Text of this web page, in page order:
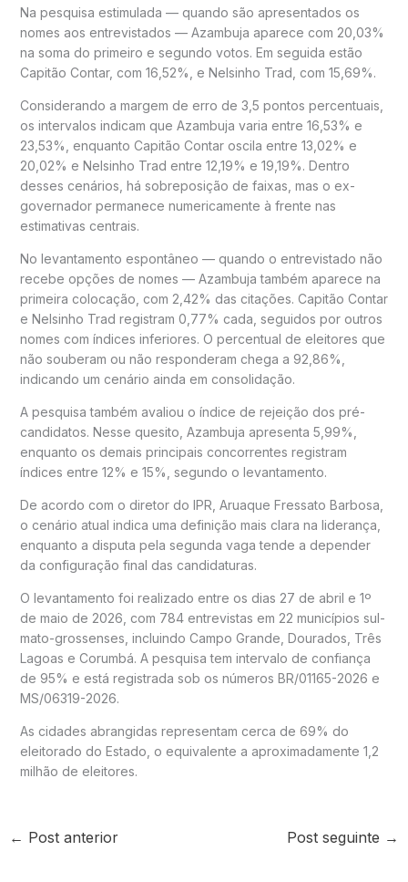
Na pesquisa estimulada — quando são apresentados os
nomes aos entrevistados — Azambuja aparece com 20,03%
na soma do primeiro e segundo votos. Em seguida estão
Capitão Contar, com 16,52%, e Nelsinho Trad, com 15,69%.
Considerando a margem de erro de 3,5 pontos percentuais,
os intervalos indicam que Azambuja varia entre 16,53% e
23,53%, enquanto Capitão Contar oscila entre 13,02% e
20,02% e Nelsinho Trad entre 12,19% e 19,19%. Dentro
desses cenários, há sobreposição de faixas, mas o ex-
governador permanece numericamente à frente nas
estimativas centrais.
No levantamento espontâneo — quando o entrevistado não
recebe opções de nomes — Azambuja também aparece na
primeira colocação, com 2,42% das citações. Capitão Contar
e Nelsinho Trad registram 0,77% cada, seguidos por outros
nomes com índices inferiores. O percentual de eleitores que
não souberam ou não responderam chega a 92,86%,
indicando um cenário ainda em consolidação.
A pesquisa também avaliou o índice de rejeição dos pré-
candidatos. Nesse quesito, Azambuja apresenta 5,99%,
enquanto os demais principais concorrentes registram
índices entre 12% e 15%, segundo o levantamento.
De acordo com o diretor do IPR, Aruaque Fressato Barbosa,
o cenário atual indica uma definição mais clara na liderança,
enquanto a disputa pela segunda vaga tende a depender
da configuração final das candidaturas.
O levantamento foi realizado entre os dias 27 de abril e 1º
de maio de 2026, com 784 entrevistas em 22 municípios sul-
mato-grossenses, incluindo Campo Grande, Dourados, Três
Lagoas e Corumbá. A pesquisa tem intervalo de confiança
de 95% e está registrada sob os números BR/01165-2026 e
MS/06319-2026.
As cidades abrangidas representam cerca de 69% do
eleitorado do Estado, o equivalente a aproximadamente 1,2
milhão de eleitores.
← Post anterior Post seguinte →